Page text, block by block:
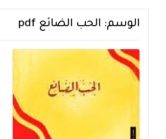
الوسم: الحب الضائع pdf